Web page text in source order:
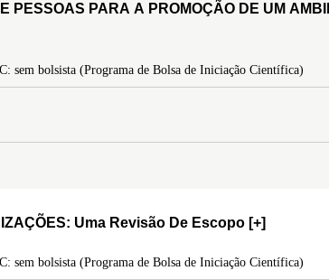
PESSOAS PARA A PROMOÇÃO DE UM
sem bolsista (Programa de Bolsa de Iniciação Científica)
Uma Revisão De Escopo [+]
sem bolsista (Programa de Bolsa de Iniciação Científica)